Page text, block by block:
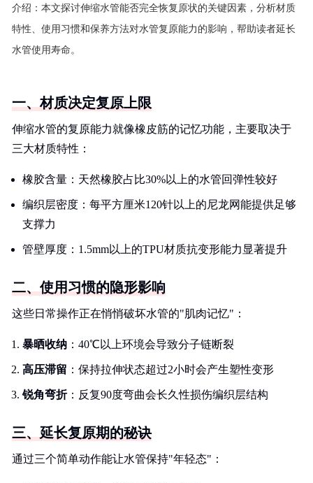
介绍： 本文探讨伸缩水管能否完全恢复原状的关键因素，分析材质
特性、使用习惯和保养方法对水管复原能力的影响，帮助读者延长
水管使用寿命。
一、材质决定复原上限
伸缩水管的复原能力就像橡皮筋的记忆功能，主要取决于
三大材质特性：
橡胶含量：天然橡胶占比30%以上的水管回弹性较好
编织层密度：每平方厘米120针以上的尼龙网能提供足够
支撑力
管壁厚度：1.5mm以上的TPU材质抗变形能力显著提升
二、使用习惯的隐形影响
这些日常操作正在悄悄破坏水管的"肌肉记忆"：
暴晒收纳 ：40℃以上环境会导致分子链断裂
高压滞留 ：保持拉伸状态超过2小时会产生塑性变形
锐角弯折：反复90度弯曲会长久性损伤编织层结构
三、延长复原期的秘诀
通过三个简单动作能让水管保持"年轻态"：